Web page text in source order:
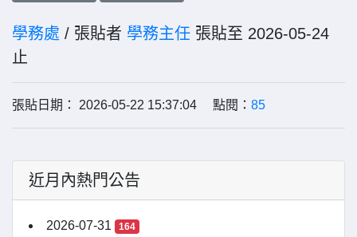
學務處 / 張貼者 學務主任 張貼至 2026-05-24
止
張貼日期： 2026-05-22 15:37:04 點閱： 85
近月內熱門公告
2026-07-31 164